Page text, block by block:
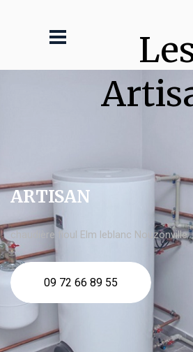
ARTISAN
chaudière fioul Elm leblanc Nouzonville
09 72 66 89 55